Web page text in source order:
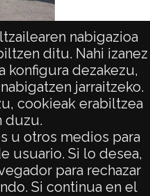
nabigazioa
ditu. Nahi izanez
konfigura dezakezu,
jarraitzeko.
cookieak erabiltzea
duzu.
u otros medios para
usuario. Si lo desea,
para rechazar
Si continua en el
Vitoria: Pipaón